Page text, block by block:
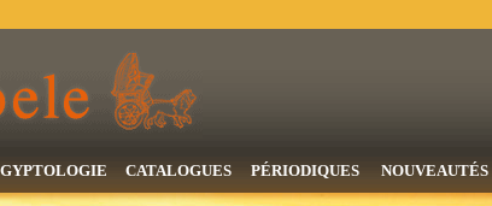
CATALOGUES PÉRIODIQUES NOUVEAUTÉS